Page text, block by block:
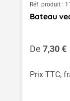
Réf. produit :
Bateau
Prix
De 7,30 €
Prix TTC,